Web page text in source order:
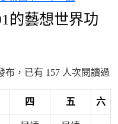
的藝想世界功
布，已有 157 人次閱讀過
四 五 六